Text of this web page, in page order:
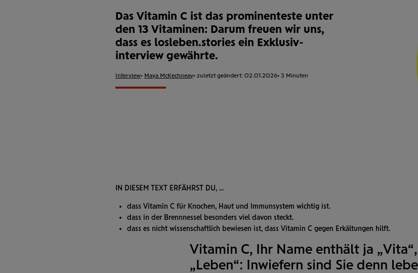
Das Vitamin C ist das prominenteste unter
den 13 Vitaminen: Darum freuen wir uns,
dass es losleben.stories ein Exklusiv­
interview gewährte.
Format:
Interview Autor:
Maya McKechneay zuletzt geändert: 02.01.2026 Lesezeit:
3 Minuten
IN DIESEM TEXT ERFÄHRST DU, ...
dass Vitamin C für Knochen, Haut und Immunsystem wichtig ist.
dass in der Brennnessel besonders viel davon steckt.
dass es nicht wissen­schaftlich bewiesen ist, dass Vitamin C gegen Erkältungen hilft.
Vitamin C, Ihr Name enthält ja
„Leben“: Inwiefern sind Sie denn